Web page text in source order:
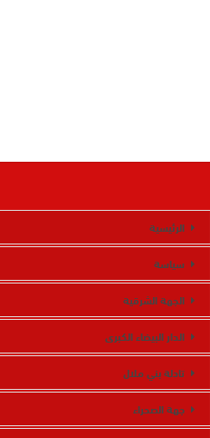
الرئيسية
سياسة
الجهة الشرقية
الدار البيضاء الكبرى
تادلة بني ملال
جهة الصحراء